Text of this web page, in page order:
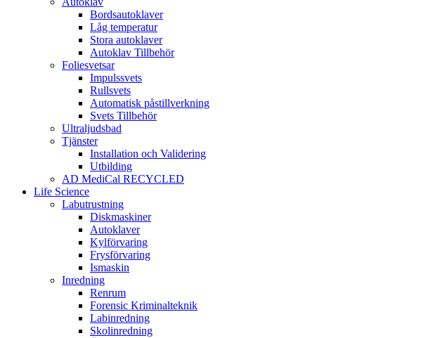
Bordsautoklaver
Låg temperatur
Stora autoklaver
Autoklav Tillbehör
Foliesvetsar
Impulssvets
Rullsvets
Automatisk påstillverkning
Svets Tillbehör
Ultraljudsbad
Tjänster
Installation och Validering
Utbilding
AD MediCal RECYCLED
Life Science
Labutrustning
Diskmaskiner
Autoklaver
Kylförvaring
Frysförvaring
Ismaskin
Inredning
Renrum
Forensic Kriminalteknik
Labinredning
Skolinredning